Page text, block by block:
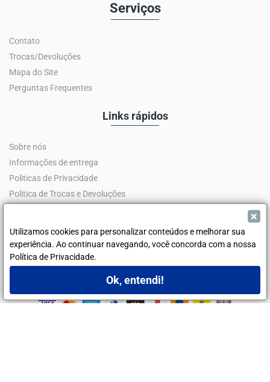
×
Utilizamos cookies para personalizar conteúdos e melhorar sua
experiência. Ao continuar navegando, você concorda com a nossa
Política de Privacidade.
Ok, entendi!
Serviços
Contato
Trocas/Devoluções
Mapa do Site
Perguntas Frequentes
Links rápidos
Sobre nós
Informações de entrega
Politicas de Privacidade
Politica de Trocas e Devoluções
Redes Sociais
FILTRAR PRODUTOS